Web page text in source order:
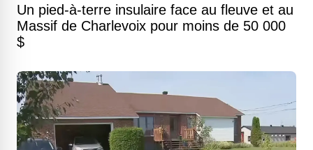
Un pied-à-terre insulaire face au fleuve et au
Massif de Charlevoix pour moins de 50 000
$